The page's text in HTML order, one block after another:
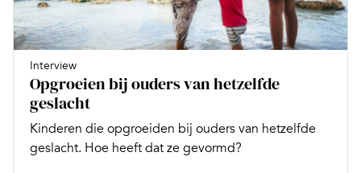
Interview
Opgroeien bij ouders van hetzelfde
geslacht
Kinderen die opgroeiden bij ouders van hetzelfde
geslacht. Hoe heeft dat ze gevormd?